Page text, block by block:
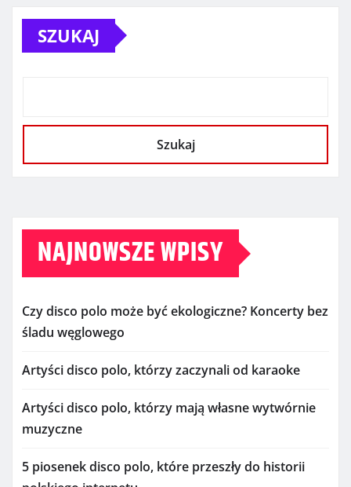
SZUKAJ
Szukaj
NAJNOWSZE WPISY
Czy disco polo może być ekologiczne? Koncerty bez
śladu węglowego
Artyści disco polo, którzy zaczynali od karaoke
Artyści disco polo, którzy mają własne wytwórnie
muzyczne
5 piosenek disco polo, które przeszły do historii